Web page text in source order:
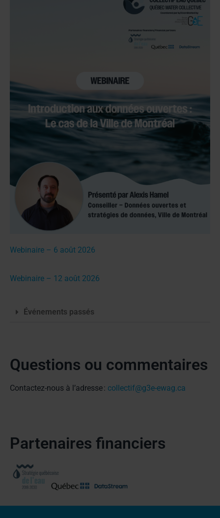
Webinaire – 6 août 2026
Webinaire – 12 août 2026
Événements passés
Questions ou commentaires
Contactez-nous à l’adresse : collectif@g3e-ewag.ca
Partenaires financiers